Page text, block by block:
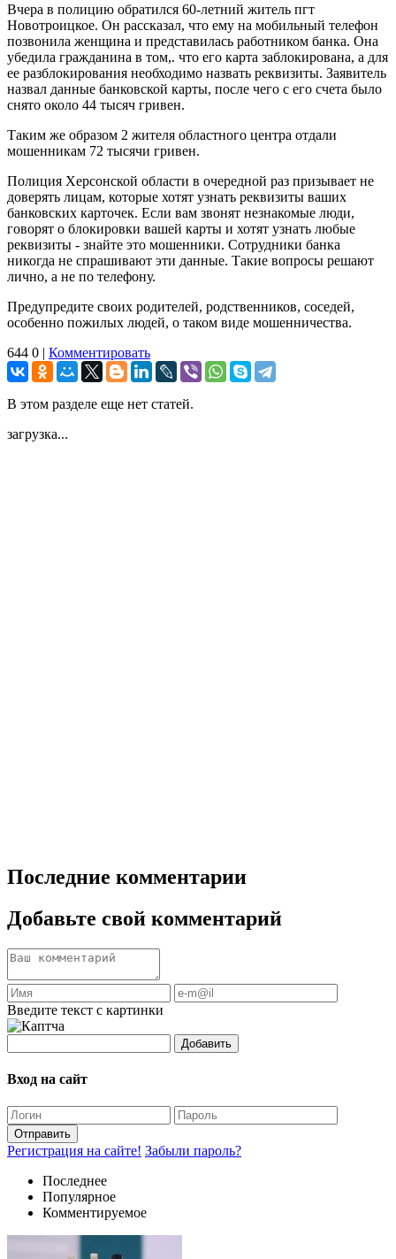
Вчера в полицию обратился 60-летний житель пгт
Новотроицкое. Он рассказал, что ему на мобильный телефон
позвонила женщина и представилась работником банка. Она
убедила гражданина в том,. что его карта заблокирована, а для
ее разблокирования необходимо назвать реквизиты. Заявитель
назвал данные банковской карты, после чего с его счета было
снято около 44 тысяч гривен.
Таким же образом 2 жителя областного центра отдали
мошенникам 72 тысячи гривен.
Полиция Херсонской области в очередной раз призывает не
доверять лицам, которые хотят узнать реквизиты ваших
банковских карточек. Если вам звонят незнакомые люди,
говорят о блокировки вашей карты и хотят узнать любые
реквизиты - знайте это мошенники. Сотрудники банка
никогда не спрашивают эти данные. Такие вопросы решают
лично, а не по телефону.
Предупредите своих родителей, родственников, соседей,
особенно пожилых людей, о таком виде мошенничества.
644 0 | Комментировать
В этом разделе еще нет статей.
загрузка...
Последние комментарии
Добавьте свой комментарий
Введите текст с картинки
Добавить
Вход на сайт
Отправить
Регистрация на сайте! Забыли пароль?
Последнее
Популярное
Комментируемое